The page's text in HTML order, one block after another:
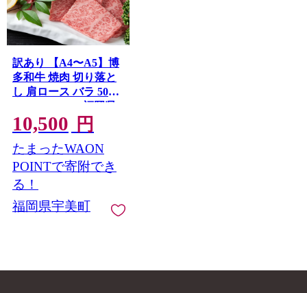
訳あり 【A4〜A5】博
多和牛 焼肉 切り落と
し 肩ロース バラ 500g
[MEAT PLUS 福岡県
宇美町
um40azp010029] 牛肉
肉 和牛 肩肉 バラ肉 焼
き肉
10,500 円
たまったWAON
POINTで寄附でき
る！
福岡県宇美町